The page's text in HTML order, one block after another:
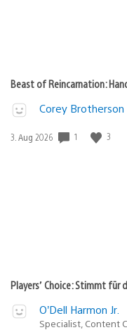
Beast of Reincarnation:
Corey Brotherson
Veröffentlichungsdatum:
3. Aug 2026 1 3
Players’ Choice: Stimmt für
O’Dell Harmon Jr.
Specialist, Content